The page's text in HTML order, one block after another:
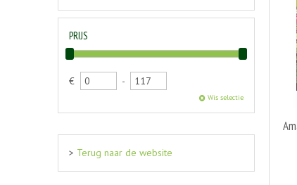
PRIJS
€ -
Wis selectie
> Terug naar de website